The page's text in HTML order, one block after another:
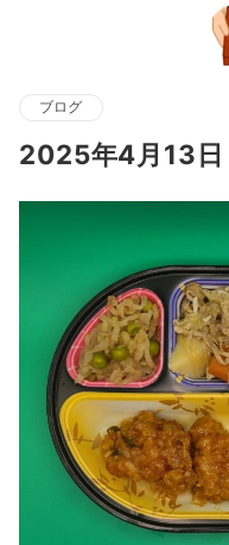
ブログ
2025年4月13